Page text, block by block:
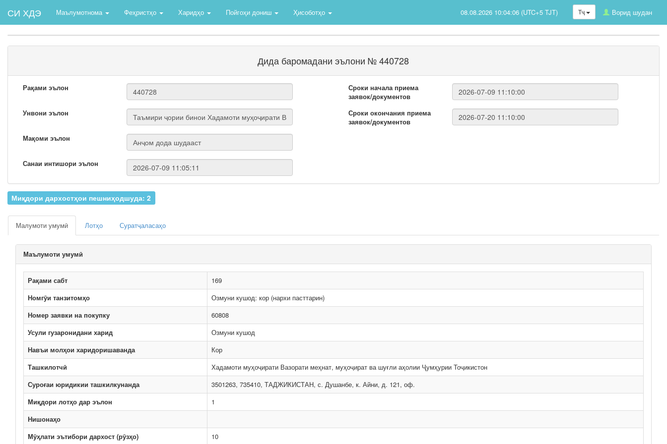
СИ ХДЭ Маълумотнома Феҳристҳо Харидҳо Пойгоҳи дониш Ҳисоботҳо Тҷ Ворид шудан
08.08.2026 10:04:06 (UTC+5 TJT)
Дида баромадани эълони № 440728
Рақами эълон
Унвони эълон
Мақоми эълон
Санаи интишори эълон
Сроки начала приема
заявок/документов
Сроки окончания приема
заявок/документов
Миқдори дархостҳои пешниҳодшуда: 2
Малумоти умумӣ Лотҳо Суратҷаласаҳо
Маълумоти умумӣ
Рақами сабт
169
Номгӯи танзитомҳо
Озмуни кушод: кор (нархи пасттарин)
Номер заявки на покупку
60808
Усули гузаронидани харид
Озмуни кушод
Навъи молҳои харидоришаванда
Кор
Ташкилотчӣ
Хадамоти муҳоҷирати Вазорати меҳнат, муҳоҷират ва шуғли аҳолии Ҷумҳурии Тоҷикистон
Суроғаи юридикии ташкилкунанда
3501263, 735410, ТАДЖИКИСТАН, с. Душанбе, к. Айни, д. 121, оф.
Миқдори лотҳо дар эълон
1
Нишонаҳо
Мӯҳлати эътибори дархост (рӯзҳо)
10